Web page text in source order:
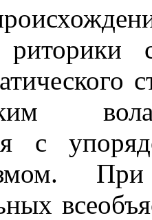
риторики
с